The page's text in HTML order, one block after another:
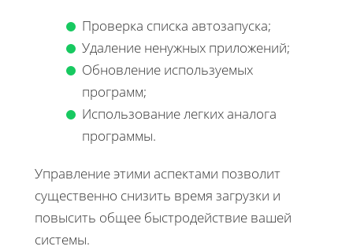
Проверка списка автозапуска;
Удаление ненужных приложений;
Обновление используемых
программ;
Использование легких аналога
программы.
Управление этими аспектами позволит
существенно снизить время загрузки и
повысить общее быстродействие вашей
системы.